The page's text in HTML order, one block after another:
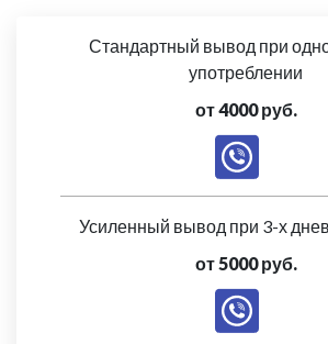
Стандартный вывод при
употреблении
от 4000 руб.
Усиленный вывод при 3-х
от 5000 руб.